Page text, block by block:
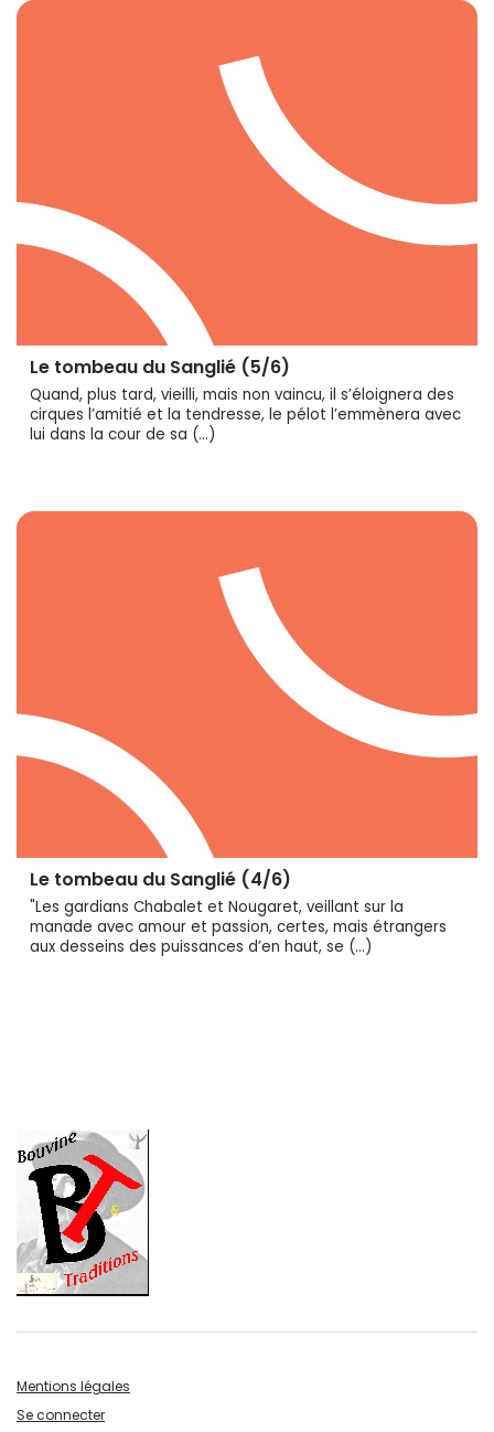
Le tombeau du Sanglié (5/6)
Quand, plus tard, vieilli, mais non vaincu, il s’éloignera des
cirques l’amitié et la tendresse, le pélot l’emmènera avec
lui dans la cour de sa (…)
Le tombeau du Sanglié (4/6)
"Les gardians Chabalet et Nougaret, veillant sur la
manade avec amour et passion, certes, mais étrangers
aux desseins des puissances d’en haut, se (…)
Mentions légales
Se connecter